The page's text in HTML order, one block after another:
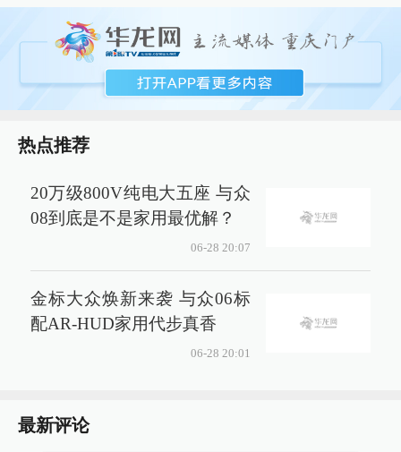
热点推荐
20万级800V纯电大五座 与众
08到底是不是家用最优解？
06-28 20:07
金标大众焕新来袭 与众06标
配AR-HUD家用代步真香
06-28 20:01
最新评论